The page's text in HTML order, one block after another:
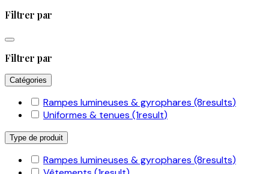
Filtrer par
Filtrer par
Catégories
Rampes lumineuses & gyrophares (8results)
Uniformes & tenues (1result)
Type de produit
Rampes lumineuses & gyrophares (8results)